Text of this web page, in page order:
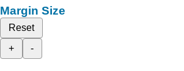
Margin Size
Reset
+
-